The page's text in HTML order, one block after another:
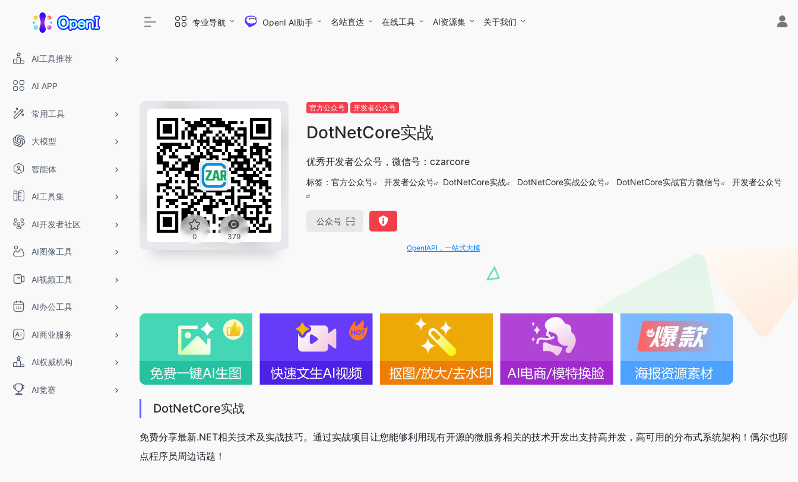
AI工具推荐
AI APP
常用工具
大模型
智能体
AI工具集
AI开发者社区
AI图像工具
AI视频工具
AI办公工具
AI商业服务
AI权威机构
AI竞赛
专业导航 OpenI AI助手 名站直达 在线工具 AI资源集 关于我们
0 379
官方公众号 开发者公众号
DotNetCore实战
优秀开发者公众号，微信号：czarcore
标签： 官方公众号 开发者公众号 DotNetCore实战 DotNetCore实战公众号 DotNetCore实战官方微信号 开发者公众号
公众号
OpenIAPI，一站式大模型API聚合平台
DotNetCore实战
免费分享最新.NET相关技术及实战技巧。通过实战项目让您能够利用现有开源的微服务相关的技术开发出支持高并发，高可用的分布式系统架构！偶尔也聊
点程序员周边话题！